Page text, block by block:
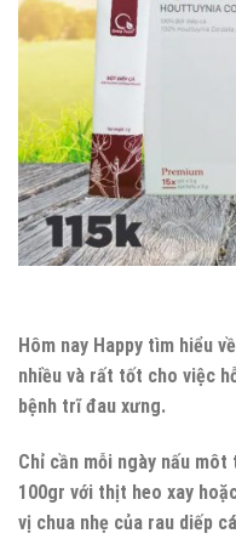
Hôm nay Happy tìm hiểu
nhiều và rất tốt cho việc
bệnh trĩ đau xưng.
Chỉ cần mỗi ngày nấu
100gr với thịt heo xay
vị chua nhẹ của rau diếp